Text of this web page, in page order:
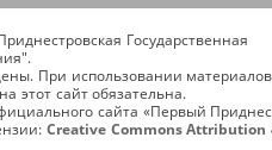
Государственная
При использовании
этот сайт обязательна.
сайта «Первый
Creative Commons Attribution